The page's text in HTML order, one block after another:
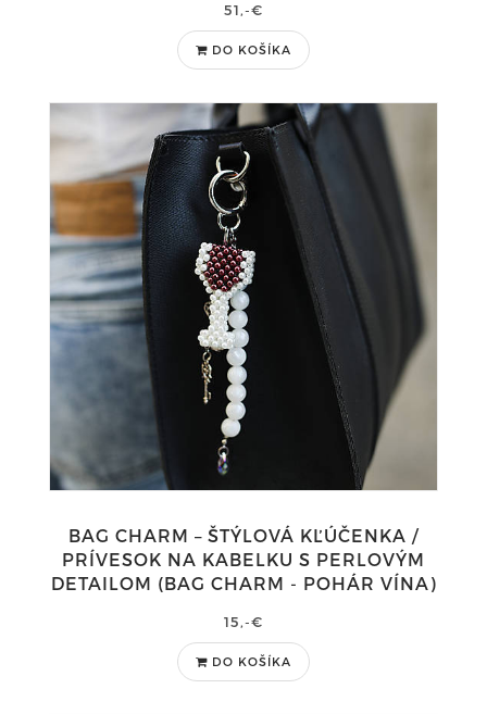
51,-€
DO KOŠÍKA
BAG CHARM – ŠTÝLOVÁ KĽÚČENKA /
PRÍVESOK NA KABELKU S PERLOVÝM
DETAILOM (BAG CHARM - POHÁR VÍNA)
15,-€
DO KOŠÍKA